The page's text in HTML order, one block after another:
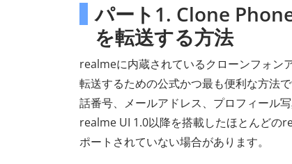
パート1. Clone
を転送する方法
realmeに内蔵されているクローンフォン
転送するための公式かつ最も便利な方法
話番号、メールアドレス、プロフィール
realme UI 1.0以降を搭載したほとんどの
ポートされていない場合があります。